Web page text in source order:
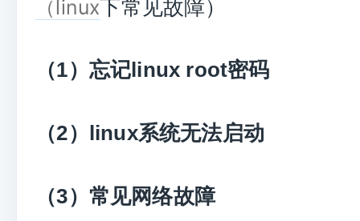
（linux下常见故障）
（1）忘记 linux root密码
（2） linux系统无法启动
（3）常见网络故障